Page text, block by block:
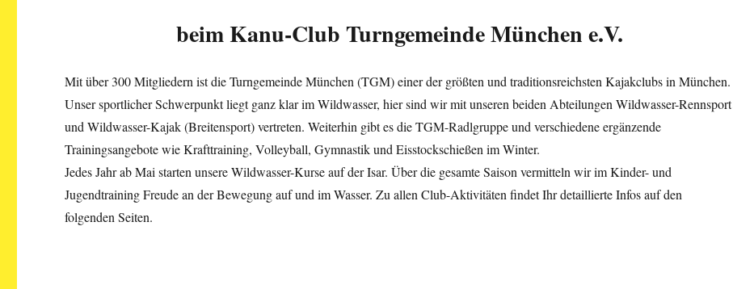
beim Kanu-Club Turngemeinde München e.V.
Mit über 300 Mitgliedern ist die Turngemeinde München (TGM) einer der größten und traditionsreichsten Kajakclubs in München.
Unser sportlicher Schwerpunkt liegt ganz klar im Wildwasser, hier sind wir mit unseren beiden Abteilungen Wildwasser-Rennsport
und Wildwasser-Kajak (Breitensport) vertreten. Weiterhin gibt es die TGM-Radlgruppe und verschiedene ergänzende
Trainingsangebote wie Krafttraining, Volleyball, Gymnastik und Eisstockschießen im Winter.
Jedes Jahr ab Mai starten unsere Wildwasser-Kurse auf der Isar. Über die gesamte Saison vermitteln wir im Kinder- und
Jugendtraining Freude an der Bewegung auf und im Wasser. Zu allen Club-Aktivitäten findet Ihr detaillierte Infos auf den
folgenden Seiten.